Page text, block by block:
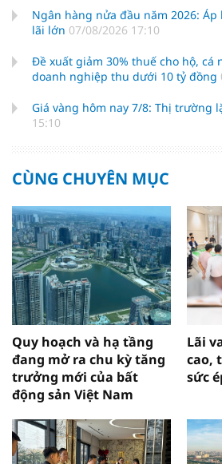
Ngân hàng nửa đầu năm 2026:
lãi lớn 07/08/2026 17:10
Đề xuất giảm 30% thuế cho hộ, cá
doanh nghiệp thu dưới 10 tỷ đồng
Giá vàng hôm nay 7/8: Thị trường
15:10
CÙNG CHUYÊN MỤC
Quy hoạch và hạ tầng
đang mở ra chu kỳ tăng
trưởng mới của bất
động sản Việt Nam
Lãi
cao,
sức